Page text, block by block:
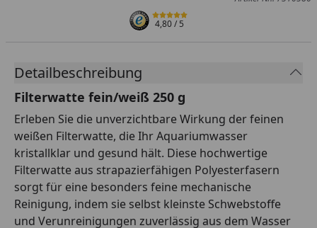
4,80/ 5
Detailbeschreibung
Filterwatte fein/weiß 250 g
Erleben Sie die unverzichtbare Wirkung der feinen
weißen Filterwatte, die Ihr Aquariumwasser
kristallklar und gesund hält. Diese hochwertige
Filterwatte aus strapazierfähigen Polyesterfasern
sorgt für eine besonders feine mechanische
Reinigung, indem sie selbst kleinste Schwebstoffe
und Verunreinigungen zuverlässig aus dem Wasser